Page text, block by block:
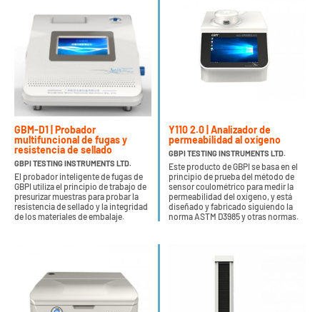
GBM-D1 | Probador
multifuncional de fugas y
resistencia de sellado
GBPI TESTING INSTRUMENTS LTD.
El probador inteligente de fugas de
GBPI utiliza el principio de trabajo de
presurizar muestras para probar la
resistencia de sellado y la integridad
de los materiales de embalaje.
Y110 2.0 | Analizador de
permeabilidad al oxígeno
GBPI TESTING INSTRUMENTS LTD.
Este producto de GBPI se basa en el
principio de prueba del método de
sensor coulométrico para medir la
permeabilidad del oxígeno, y está
diseñado y fabricado siguiendo la
norma ASTM D3985 y otras normas.